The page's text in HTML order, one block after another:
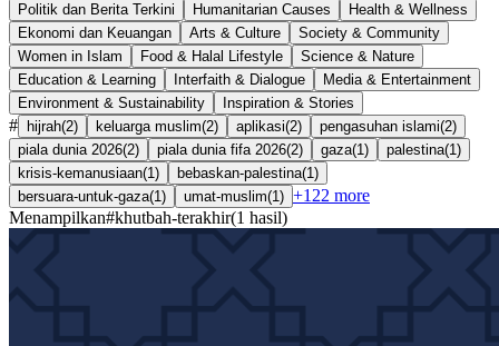
Politik dan Berita Terkini
Humanitarian Causes
Health & Wellness
Ekonomi dan Keuangan
Arts & Culture
Society & Community
Women in Islam
Food & Halal Lifestyle
Science & Nature
Education & Learning
Interfaith & Dialogue
Media & Entertainment
Environment & Sustainability
Inspiration & Stories
# hijrah(2) keluarga muslim(2) aplikasi(2) pengasuhan islami(2)
piala dunia 2026(2) piala dunia fifa 2026(2) gaza(1 ) palestina(1 )
krisis-kemanusiaan(1 ) bebaskan-palestina(1 )
bersuara-untuk-gaza(1 ) umat-muslim(1 ) +122 more
Menampilkan#khutbah-terakhir(1 hasil)